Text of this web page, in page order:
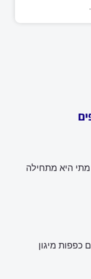
היא מתחילה
כפפות מיגון